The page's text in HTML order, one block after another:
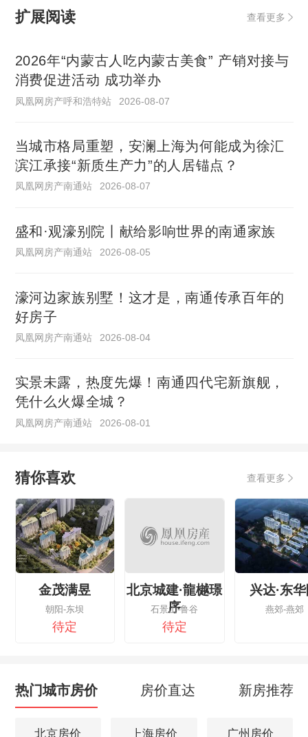
扩展阅读 查看更多
2026年“内蒙古人吃内蒙古美食” 产销对接与
消费促进活动 成功举办
凤凰网房产呼和浩特站 2026-08-07
当城市格局重塑，安澜上海为何能成为徐汇
滨江承接“新质生产力”的人居锚点？
凤凰网房产南通站 2026-08-07
盛和·观濠别院丨献给影响世界的南通家族
凤凰网房产南通站 2026-08-05
濠河边家族别墅！这才是，南通传承百年的
好房子
凤凰网房产南通站 2026-08-04
实景未露，热度先爆！南通四代宅新旗舰，
凭什么火爆全城？
凤凰网房产南通站 2026-08-01
猜你喜欢 查看更多
金茂满昱
朝阳-东坝
待定
北京城建·龍樾璟
序
石景山-鲁谷
待定
兴达·东
燕郊-燕郊
热门城市房价 房价直达 新房推荐
北京房价 上海房价 广州房价